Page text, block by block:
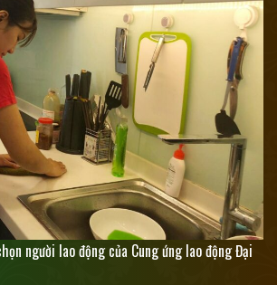
người lao động của Cung ứng lao động Đại